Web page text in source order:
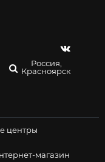
Россия,
Красноярск
центры
магазин